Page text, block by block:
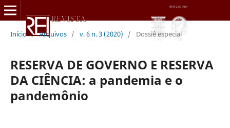
Início / Arquivos / v. 6 n. 3 (2020) / Dossiê especial
RESERVA DE GOVERNO E RESERVA
DA CIÊNCIA: a pandemia e o
pandemônio